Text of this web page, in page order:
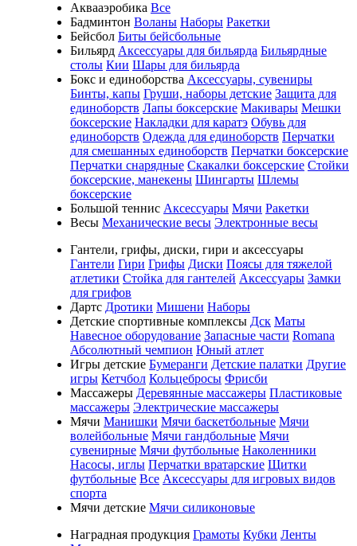
Аквааэробика Все
Бадминтон Воланы Наборы Ракетки
Бейсбол Биты бейсбольные
Бильярд Аксессуары для бильярда Бильярдные
столы Кии Шары для бильярда
Бокс и единоборства Аксессуары, сувениры
Бинты, капы Груши, наборы детские Защита для
единоборств Лапы боксерские Макивары Мешки
боксерские Накладки для каратэ Обувь для
единоборств Одежда для единоборств Перчатки
для смешанных единоборств Перчатки боксерские
Перчатки снарядные Скакалки боксерские Стойки
боксерские, манекены Шингарты Шлемы
боксерские
Большой теннис Аксессуары Мячи Ракетки
Весы Механические весы Электронные весы
Гантели, грифы, диски, гири и аксессуары
Гантели Гири Грифы Диски Поясы для тяжелой
атлетики Стойка для гантелей Аксессуары Замки
для грифов
Дартс Дротики Мишени Наборы
Детские спортивные комплексы Дск Маты
Навесное оборудование Запасные части Romana
Абсолютный чемпион Юный атлет
Игры детские Бумеранги Детские палатки Другие
игры Кетчбол Кольцебросы Фрисби
Массажеры Деревянные массажеры Пластиковые
массажеры Электрические массажеры
Мячи Манишки Мячи баскетбольные Мячи
волейбольные Мячи гандбольные Мячи
сувенирные Мячи футбольные Наколенники
Насосы, иглы Перчатки вратарские Щитки
футбольные Все Аксессуары для игровых видов
спорта
Мячи детские Мячи силиконовые
Наградная продукция Грамоты Кубки Ленты